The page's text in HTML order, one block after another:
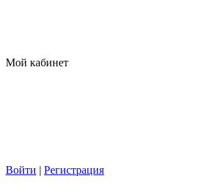
Мой кабинет
Войти | Регистрация